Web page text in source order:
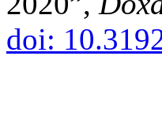
doi: